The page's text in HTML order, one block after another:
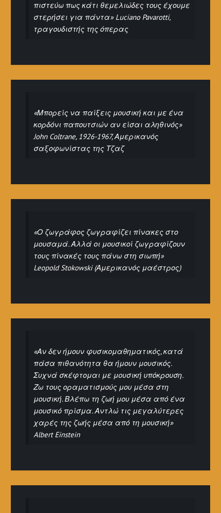
πιστεύω πως κάτι θεμελιώδες τους έχουμε
στερήσει για πάντα» Luciano Pavarotti,
τραγουδιστής της όπερας
«Μπορείς να παίξεις μουσική και με ένα
κορδόνι παπουτσιών αν είσαι αληθινός»
John Coltrane, 1926-1967, Αμερικανός
σαξοφωνίστας της Τζαζ
«Ο ζωγράφος ζωγραφίζει πίνακες στο
μουσαμά. Αλλά οι μουσικοί ζωγραφίζουν
τους πίνακές τους πάνω στη σιωπή»
Leopold Stokowski (Αμερικανός μαέστρος)
«Αν δεν ήμουν φυσικομαθηματικός, κατά
πάσα πιθανότητα θα ήμουν μουσικός.
Συχνά σκέφτομαι με μουσική υπόκρουση.
Ζω τους οραματισμούς μου μέσα στη
μουσική. Βλέπω τη ζωή μου μέσα από ένα
μουσικό πρίσμα. Αντλώ τις μεγαλύτερες
χαρές της ζωής μέσα από τη μουσική»
Albert Einstein